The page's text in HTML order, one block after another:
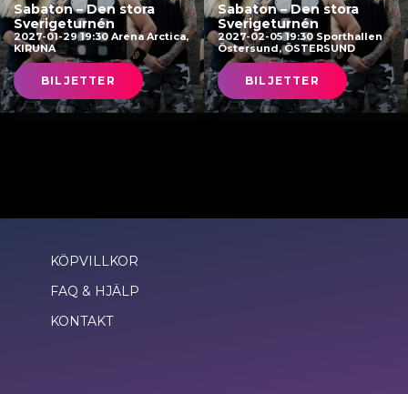
Sabaton – Den stora
Sverigeturnén
2027-01-29 19:30 Arena Arctica,
KIRUNA
BILJETTER
Sabaton – Den stora
Sverigeturnén
2027-02-05 19:30 Sporthallen
Östersund, ÖSTERSUND
BILJETTER
KÖPVILLKOR
FAQ & HJÄLP
KONTAKT